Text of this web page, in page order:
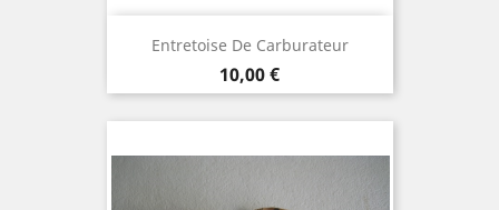
Entretoise De Carburateur
Prix
10,00 €